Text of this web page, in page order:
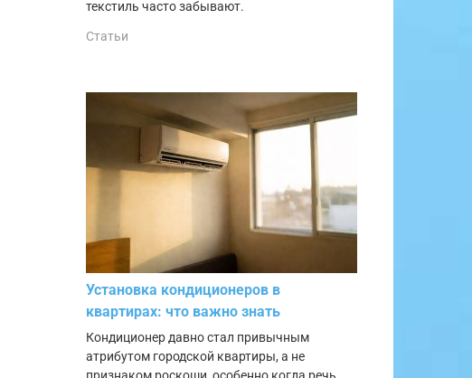
текстиль часто забывают.
Статьи
Установка кондиционеров в
квартирах: что важно знать
Кондиционер давно стал привычным
атрибутом городской квартиры, а не